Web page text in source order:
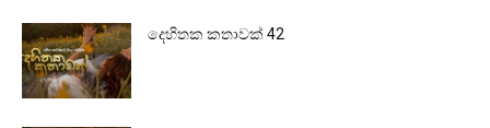
දෙහිතක කතාවක් 42